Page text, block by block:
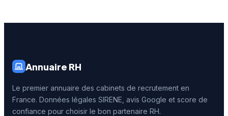
Annuaire RH
Le premier annuaire des cabinets de recrutement en
France. Données légales SIRENE, avis Google et score de
confiance pour choisir le bon partenaire RH.